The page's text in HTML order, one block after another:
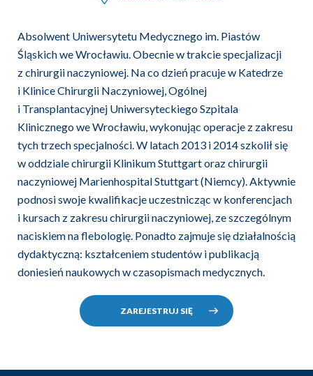
Absolwent Uniwersytetu Medycznego im. Piastów
Śląskich we Wrocławiu. Obecnie w trakcie specjalizacji
z chirurgii naczyniowej. Na co dzień pracuje w Katedrze
i Klinice Chirurgii Naczyniowej, Ogólnej
i Transplantacyjnej Uniwersyteckiego Szpitala
Klinicznego we Wrocławiu, wykonując operacje z zakresu
tych trzech specjalności. W latach 2013 i 2014 szkolił się
w oddziale chirurgii Klinikum Stuttgart oraz chirurgii
naczyniowej Marienhospital Stuttgart (Niemcy). Aktywnie
podnosi swoje kwalifikacje uczestnicząc w konferencjach
i kursach z zakresu chirurgii naczyniowej, ze szczególnym
naciskiem na flebologię. Ponadto zajmuje się działalnością
dydaktyczną: kształceniem studentów i publikacją
doniesień naukowych w czasopismach medycznych.
ZAREJESTRUJ SIĘ